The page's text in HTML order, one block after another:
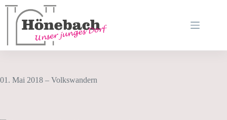
Zum
Inhalt
springen
01. Mai 2018 – Volkswandern